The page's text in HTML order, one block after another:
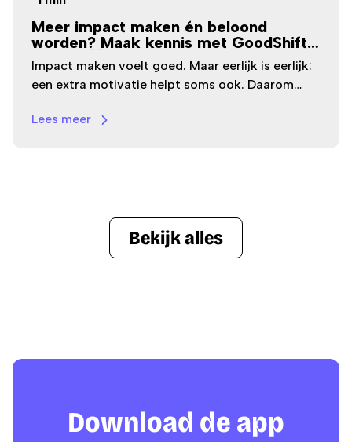
Meer impact maken én beloond
worden? Maak kennis met GoodShift
punten 🎁
Impact maken voelt goed. Maar eerlijk is eerlijk:
een extra motivatie helpt soms ook. Daarom
programma. Vanaf nu verdien je punten met
Lees meer
Bekijk alles
Download de app